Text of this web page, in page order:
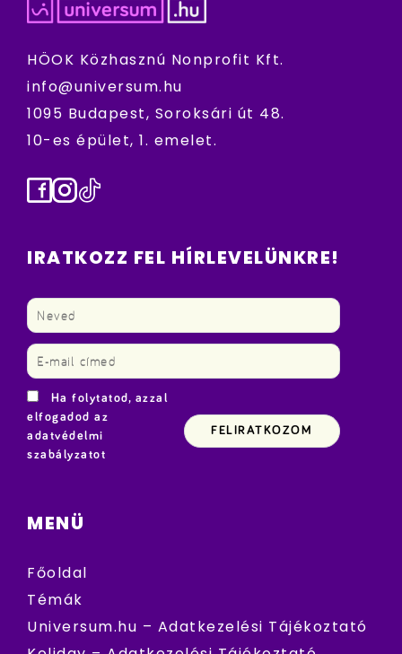
HÖOK Közhasznú Nonprofit Kft.
info@universum.hu
1095 Budapest, Soroksári út 48.
10-es épület, 1. emelet.
Facebook
Instagram
TikTok
IRATKOZZ FEL HÍRLEVELÜNKRE!
Ha folytatod, azzal
elfogadod az
adatvédelmi
szabályzatot
MENÜ
Főoldal
Témák
Universum.hu – Adatkezelési Tájékoztató